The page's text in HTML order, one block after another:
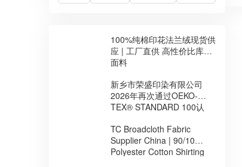
100%纯棉印花法兰绒现货供
应 | 工厂直供 高性价比库存
面料
新乡市荣盛印染有限公司
2026年再次通过OEKO-
TEX® STANDARD 100认
制造能力
TC Broadcloth Fabric
Supplier China | 90/10
Polyester Cotton Shirting